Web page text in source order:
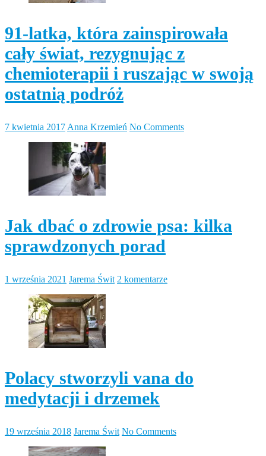
91-latka, która zainspirowała
cały świat, rezygnując z
chemioterapii i ruszając w swoją
ostatnią podróż
7 kwietnia 2017 Anna Krzemień No Comments
Jak dbać o zdrowie psa: kilka
sprawdzonych porad
1 września 2021 Jarema Świt 2 komentarze
Polacy stworzyli vana do
medytacji i drzemek
19 września 2018 Jarema Świt No Comments